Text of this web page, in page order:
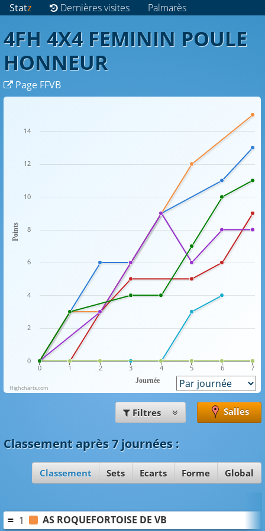
Statz Dernières visites Palmarès
4FH 4X4 FEMININ POULE
HONNEUR
Page FFVB
Journée
Points
0 1 2 3 4 5 6 7
0
2
4
6
8
10
12
14
Highcharts.com
Filtres Salles
Classement après 7 journées:
Classement Sets Ecarts Forme Global
1 AS ROQUEFORTOISE DE VB